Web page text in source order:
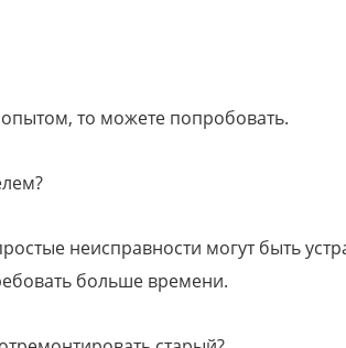
то можете попробовать.
неисправности могут быть
больше времени.